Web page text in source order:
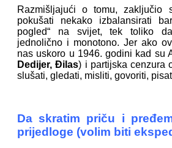
Razmišljajući o tomu, zaključio
pokušati nekako izbalansirati
pogled“ na svijet, tek toliko
jednolično i monotono. Jer ako
nas uskoro u 1946. godini kad su
Dedijer, Đilas) i partijska cenzura
slušati, gledati, misliti, govoriti,
Da skratim priču i
prijedloge (volim biti